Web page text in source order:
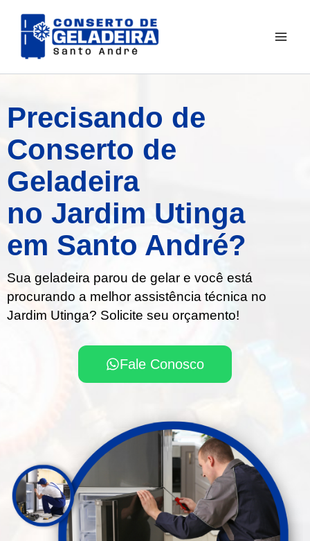
para
Precisando de
Conserto de
Geladeira
no Jardim Utinga
em Santo André?
Sua geladeira parou de gelar e você está
procurando a melhor assistência técnica no
Jardim Utinga? Solicite seu orçamento!
Fale Conosco